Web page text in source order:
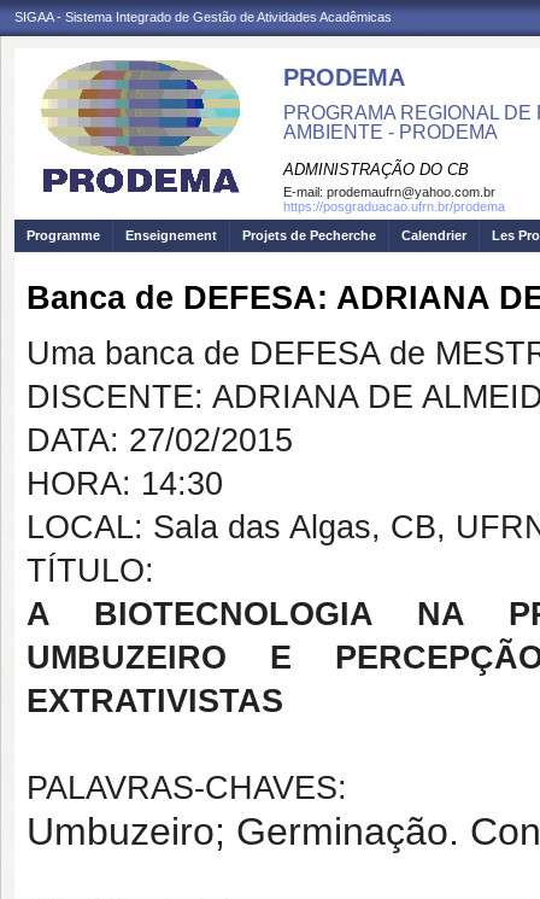
SIGAA - Sistema Integrado de Gestão de Atividades Acadêmicas
PRODEMA
PROGRAMA REGIONAL
AMBIENTE - PRODEMA
ADMINISTRAÇÃO DO CB
E-mail: prodemaufrn@yahoo.com.br
https://posgraduacao.ufrn.br/prodema
Programme
Enseignement Projets de Pecherche Calendrier Les
Banca de DEFESA: ADRIANA
Uma banca de DEFESA de
DISCENTE: ADRIANA DE
DATA: 27/02/2015
HORA: 14:30
LOCAL: Sala das Algas, CB,
TÍTULO:
A BIOTECNOLOGIA NA
UMBUZEIRO E
EXTRATIVISTAS
PALAVRAS-CHAVES:
Umbuzeiro; Germinação.